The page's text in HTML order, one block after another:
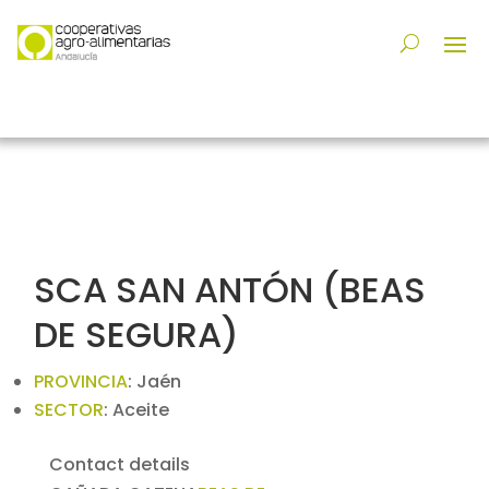
SCA SAN ANTÓN (BEAS
DE SEGURA)
PROVINCIA: Jaén
SECTOR: Aceite
Contact details